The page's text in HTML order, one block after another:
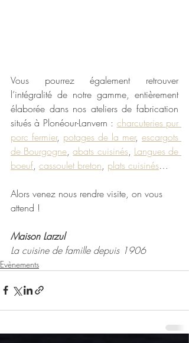
Vous pourrez également retrouver
l’intégralité de notre gamme, entièrement
élaborée dans nos ateliers de fabrication
situés à Plonéour-Lanvern : charcuteries pur
porc fermier, potages de la mer, escargots
de Bourgogne, abats cuisinés, Langues de
boeuf, cassoulet breton, plats cuisinés…
Alors venez nous rendre visite, on vous
attend !
Maison Larzul
La cuisine de famille depuis 1906
Evènements